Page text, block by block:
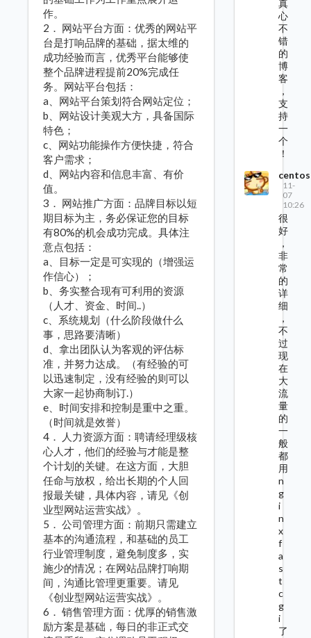
作。
2． 网站平台方面：优秀的网站平
台是打响品牌的基础，据太维的
成功经验而言，优秀平台能够使
整个品牌进程提前20%完成任
务。网站平台包括：
a、网站平台策划符合网站定位；
b、网站设计美观大方，具备国际
特色；
c、网站功能操作方便快捷，符合
客户需求；
d、网站内容和信息丰富、有价
值。
3． 网站推广方面：品牌目标以短
期目标为主，务必保证您的目标
有80%的机会成功完成。具体注
意点包括：
a、目标一定是可实现的（增强运
作信心）；
b、务实整合现有可利用的资源
（人才、资金、时间..）
c、系统规划（什么阶段做什么
事，思路要清晰）
d、拿出团队认为客观的评估标
准，并努力达成。（有经验的可
以迅速制定，没有经验的则可以
大家一起协商制订.）
e、时间安排和控制是重中之重。
（时间就是效誉）
4． 人力资源方面：聘请经理级核
心人才，他们的经验与才能是整
个计划的关键。在这方面，大胆
任命与放权，给出长期的个人回
报最关键，具体内容，请见《创
业型网站运营实战》。
5． 公司管理方面：前期只需建立
基本的沟通流程，和基础的员工
行业管理制度，避免制度多，实
施少的情况；在网站品牌打响期
间，沟通比管理更重要。请见
《创业型网站运营实战》。
6． 销售管理方面：优厚的销售激
励方案是基础，每日的非正式交
真
心
不
错
的
博
客
，
支
持
一
个
！
centos
11-
07
10:26
很
好
，
非
常
的
详
细
，
不
过
现
在
大
流
量
的
一
般
都
用
n
g
i
n
x
f
a
s
t
c
g
i
了